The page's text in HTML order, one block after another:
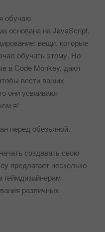
обучаю
основана на JavaScript.
вещи, которые
обучать этому. Но
в Code Monkey, дают
вести ваших
они усваивают
я!
перед обезьяной.
создавать свою
предлагает несколько
геймдизайнерам
различных